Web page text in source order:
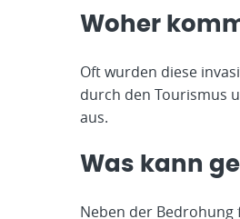
Woher
Oft wurden diese
durch den Tourismus
aus.
Was kann
Neben der Bedrohung